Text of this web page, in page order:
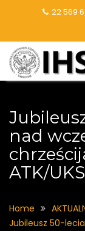
22 569
nad
ATK/
Home
Jubileusz 50-